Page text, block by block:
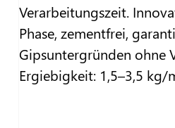
Verarbeitungszeit.
Phase, zementfrei,
Gipsuntergründen ohne
Ergiebigkeit: 1,5–3,5 kg/